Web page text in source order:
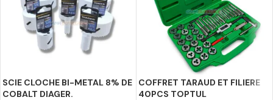
SCIE CLOCHE BI-METAL 8% DE
COBALT DIAGER.
COFFRET TARAUD ET FILIERE
40PCS TOPTUL